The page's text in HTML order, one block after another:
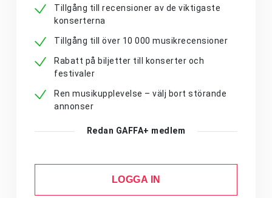
Tillgång till recensioner av de viktigaste
konserterna
Tillgång till över 10 000 musikrecensioner
Rabatt på biljetter till konserter och
festivaler
Ren musikupplevelse – välj bort störande
annonser
Redan GAFFA+ medlem
LOGGA IN